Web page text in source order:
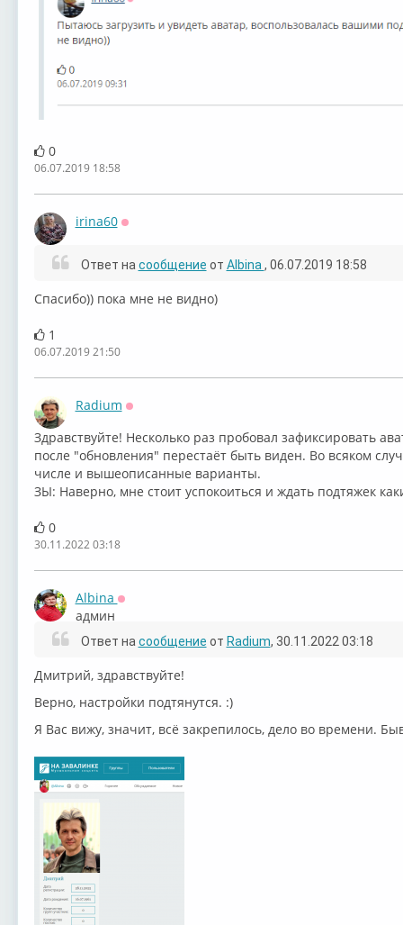
0
06.07.2019 18:58
irina60
Ответ насообщение от Albina, 06.07.2019 18:58
Спасибо)) пока мне не видно)
1
06.07.2019 21:50
Radium
Здравствуйте! Несколько раз пробовал зафиксировать
после "обновления" перестаёт быть виден. Во всяком
числе и вышеописанные варианты.
ЗЫ: Наверно, мне стоит успокоиться и ждать подтяжек
0
30.11.2022 03:18
Albina
админ
Ответ насообщение от Radium, 30.11.2022 03:18
Дмитрий, здравствуйте!
Верно, настройки подтянутся. :)
Я Вас вижу, значит, всё закрепилось, дело во времени.